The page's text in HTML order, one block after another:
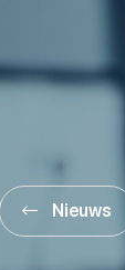
Nieuws